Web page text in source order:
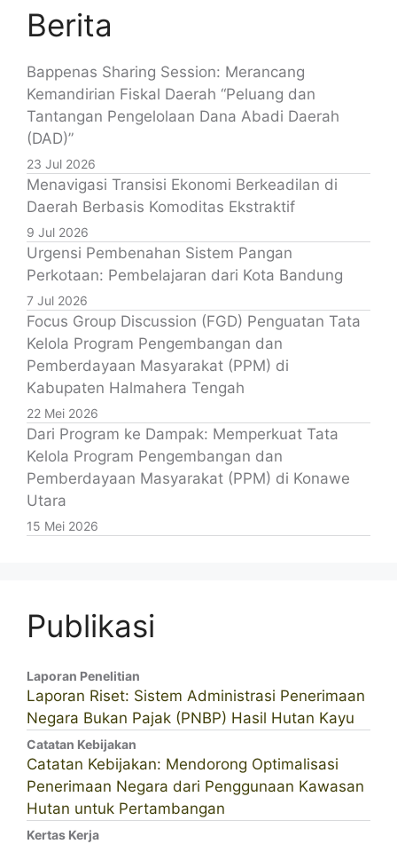
Berita
Bappenas Sharing Session: Merancang
Kemandirian Fiskal Daerah “Peluang dan
Tantangan Pengelolaan Dana Abadi Daerah
(DAD)”
23 Jul 2026
Menavigasi Transisi Ekonomi Berkeadilan di
Daerah Berbasis Komoditas Ekstraktif
9 Jul 2026
Urgensi Pembenahan Sistem Pangan
Perkotaan: Pembelajaran dari Kota Bandung
7 Jul 2026
Focus Group Discussion (FGD) Penguatan Tata
Kelola Program Pengembangan dan
Pemberdayaan Masyarakat (PPM) di
Kabupaten Halmahera Tengah
22 Mei 2026
Dari Program ke Dampak: Memperkuat Tata
Kelola Program Pengembangan dan
Pemberdayaan Masyarakat (PPM) di Konawe
Utara
15 Mei 2026
Publikasi
Laporan Penelitian
Laporan Riset: Sistem Administrasi Penerimaan
Negara Bukan Pajak (PNBP) Hasil Hutan Kayu
Catatan Kebijakan
Catatan Kebijakan: Mendorong Optimalisasi
Penerimaan Negara dari Penggunaan Kawasan
Hutan untuk Pertambangan
Kertas Kerja